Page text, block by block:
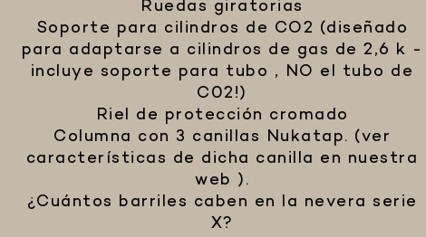
Ruedas giratorias
Soporte para cilindros de CO2 (diseñado
para adaptarse a cilindros de gas de 2,6 k -
incluye soporte para tubo , NO el tubo de
C02!)
Riel de protección cromado
Columna con 3 canillas Nukatap. (ver
características de dicha canilla en nuestra
web ).
¿Cuántos barriles caben en la nevera serie
X?